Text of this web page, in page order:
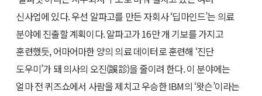
신사업에 있다. 우선 알파고를 만든 자회사 ‘딥마인드’는 의료
분야에 진출할 계획이다. 알파고가 16만 개 기보를 가지고
훈련했듯, 어마어마한 양의 의료 데이터로 훈련해 ‘진단
도우미’가 돼 의사의 오진(誤診)을 줄이려 한다. 이 분야에는
얼마 전 퀴즈쇼에서 사람을 제치고 우승한 IBM의 ‘왓슨’이라는